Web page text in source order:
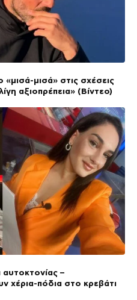
μισά» στις σχέσεις
αξιοπρέπεια» (Βίντεο)
–
χέρια-πόδια στο κρεβάτι